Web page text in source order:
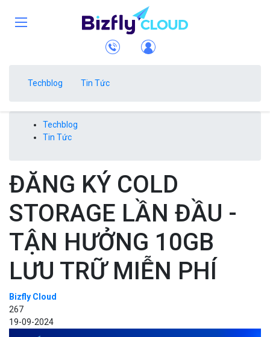
Techblog Tin Tức
Techblog
Tin Tức
ĐĂNG KÝ COLD
STORAGE LẦN ĐẦU -
TẬN HƯỞNG 10GB
LƯU TRỮ MIỄN PHÍ
Bizfly Cloud
267
19-09-2024